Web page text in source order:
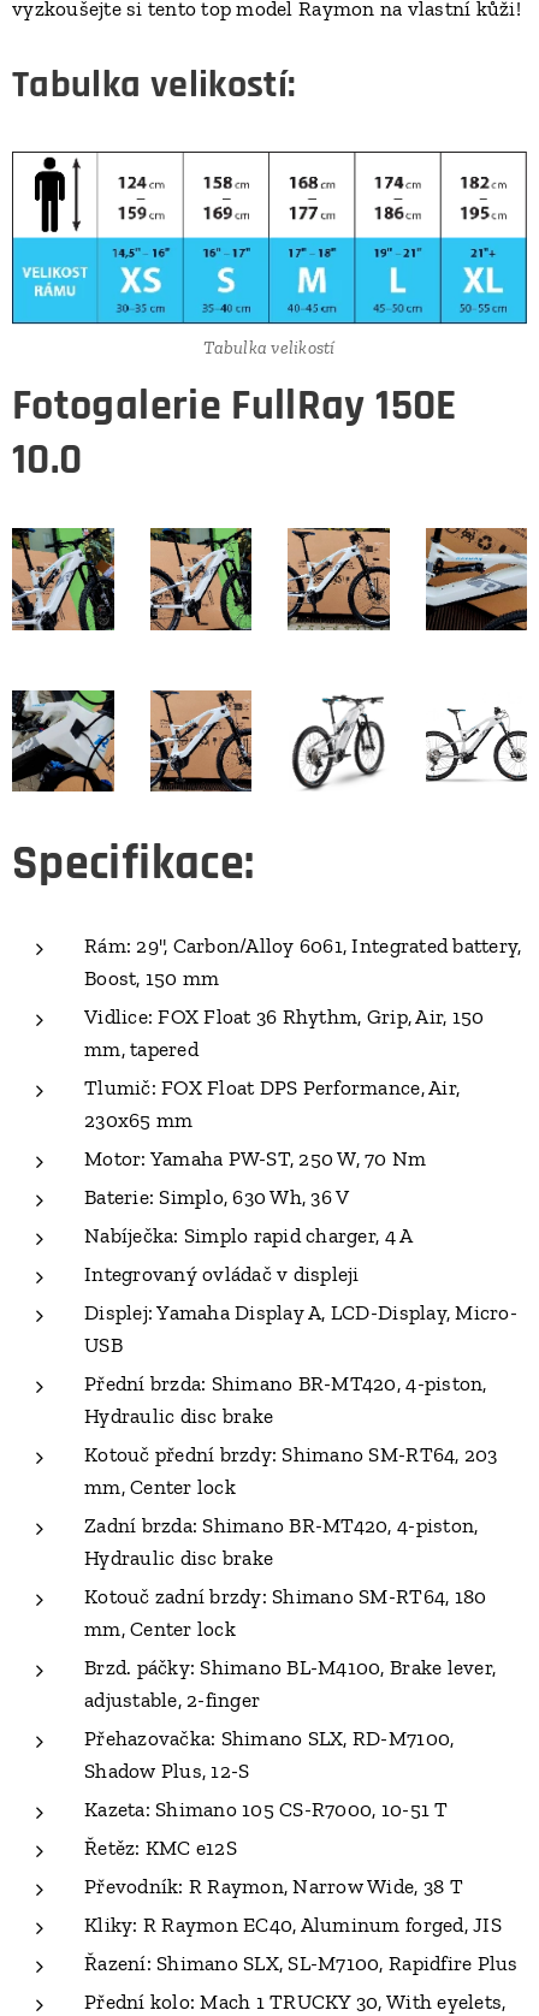
vyzkoušejte si tento top model Raymon na vlastní kůži!
Tabulka velikostí:
Tabulka velikostí
Fotogalerie FullRay 150E
10.0
Specifikace:
Rám: 29", Carbon/Alloy 6061, Integrated battery,
Boost, 150 mm
Vidlice: FOX Float 36 Rhythm, Grip, Air, 150
mm, tapered
Tlumič: FOX Float DPS Performance, Air,
230x65 mm
Motor: Yamaha PW-ST, 250 W, 70 Nm
Baterie: Simplo, 630 Wh, 36 V
Nabíječka: Simplo rapid charger, 4 A
Integrovaný ovládač v displeji
Displej: Yamaha Display A, LCD-Display, Micro-
USB
Přední brzda: Shimano BR-MT420, 4-piston,
Hydraulic disc brake
Kotouč přední brzdy: Shimano SM-RT64, 203
mm, Center lock
Zadní brzda: Shimano BR-MT420, 4-piston,
Hydraulic disc brake
Kotouč zadní brzdy: Shimano SM-RT64, 180
mm, Center lock
Brzd. páčky: Shimano BL-M4100, Brake lever,
adjustable, 2-finger
Přehazovačka: Shimano SLX, RD-M7100,
Shadow Plus, 12-S
Kazeta: Shimano 105 CS-R7000, 10-51 T
Řetěz: KMC e12S
Převodník: R Raymon, Narrow Wide, 38 T
Kliky: R Raymon EC40, Aluminum forged, JIS
Řazení: Shimano SLX, SL-M7100, Rapidfire Plus
Přední kolo: Mach 1 TRUCKY 30, With eyelets,